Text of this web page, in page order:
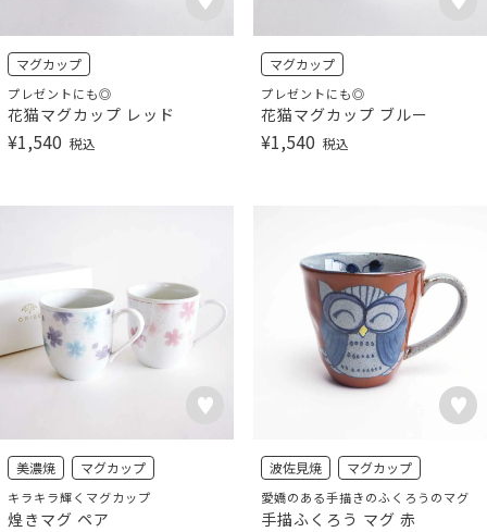
マグカップ
プレゼントにも◎
花猫マグカップ レッド
¥1,540 税込
マグカップ
プレゼントにも◎
花猫マグカップ ブルー
¥1,540 税込
美濃焼 マグカップ
キラキラ輝くマグカップ
煌きマグ ペア
波佐見焼 マグカップ
愛嬌のある手描きのふくろうのマグ
手描ふくろう マグ 赤